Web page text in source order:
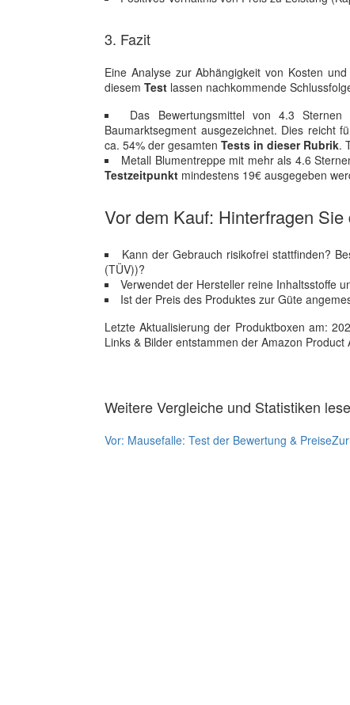
3. Fazit
Eine Analyse zur Abhängigkeit von Kosten
diesem Test lassen nachkommende
Das Bewertungsmittel von 4.3
Baumarktsegment ausgezeichnet. Dies reicht
ca. 54% der gesamten Tests in dieser Rubrik.
Metall Blumentreppe mit mehr als 4.6
Testzeitpunkt mindestens 19€ ausgegeben
Vor dem Kauf: Hinterfragen
Kann der Gebrauch risikofrei stattfinden?
(TÜV))?
Verwendet der Hersteller reine Inhaltsstoffe
Ist der Preis des Produktes zur Güte
Letzte Aktualisierung der Produktboxen am:
Links & Bilder entstammen der Amazon
Weitere Vergleiche und Statistiken
Vor: Mausefalle: Test der Bewertung & Preise